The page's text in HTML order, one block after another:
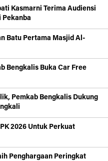
Kasmarni Terima Audiensi
Pekanba
Batu Pertama Masjid Al-
Bengkalis Buka Car Free
Pemkab Bengkalis Dukung
2026 Untuk Perkuat
Penghargaan Peringkat